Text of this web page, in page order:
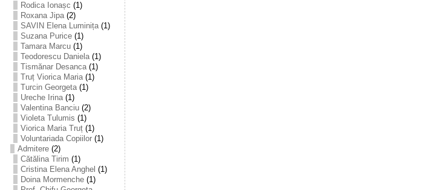
Rodica Ionașc (1)
Roxana Jipa(2)
SAVIN Elena Luminița(1)
Suzana Purice(1)
Tamara Marcu(1)
Teodorescu Daniela(1)
Tismănar Desanca(1)
Truț Viorica Maria(1)
Turcin Georgeta(1)
Ureche Irina(1)
Valentina Banciu(2)
Violeta Tulumis (1)
Viorica Maria Truț(1)
Voluntariada Copiilor(1)
Admitere(2)
Cătălina Tirim (1)
Cristina Elena Anghel (1)
Doina Mormenche(1)